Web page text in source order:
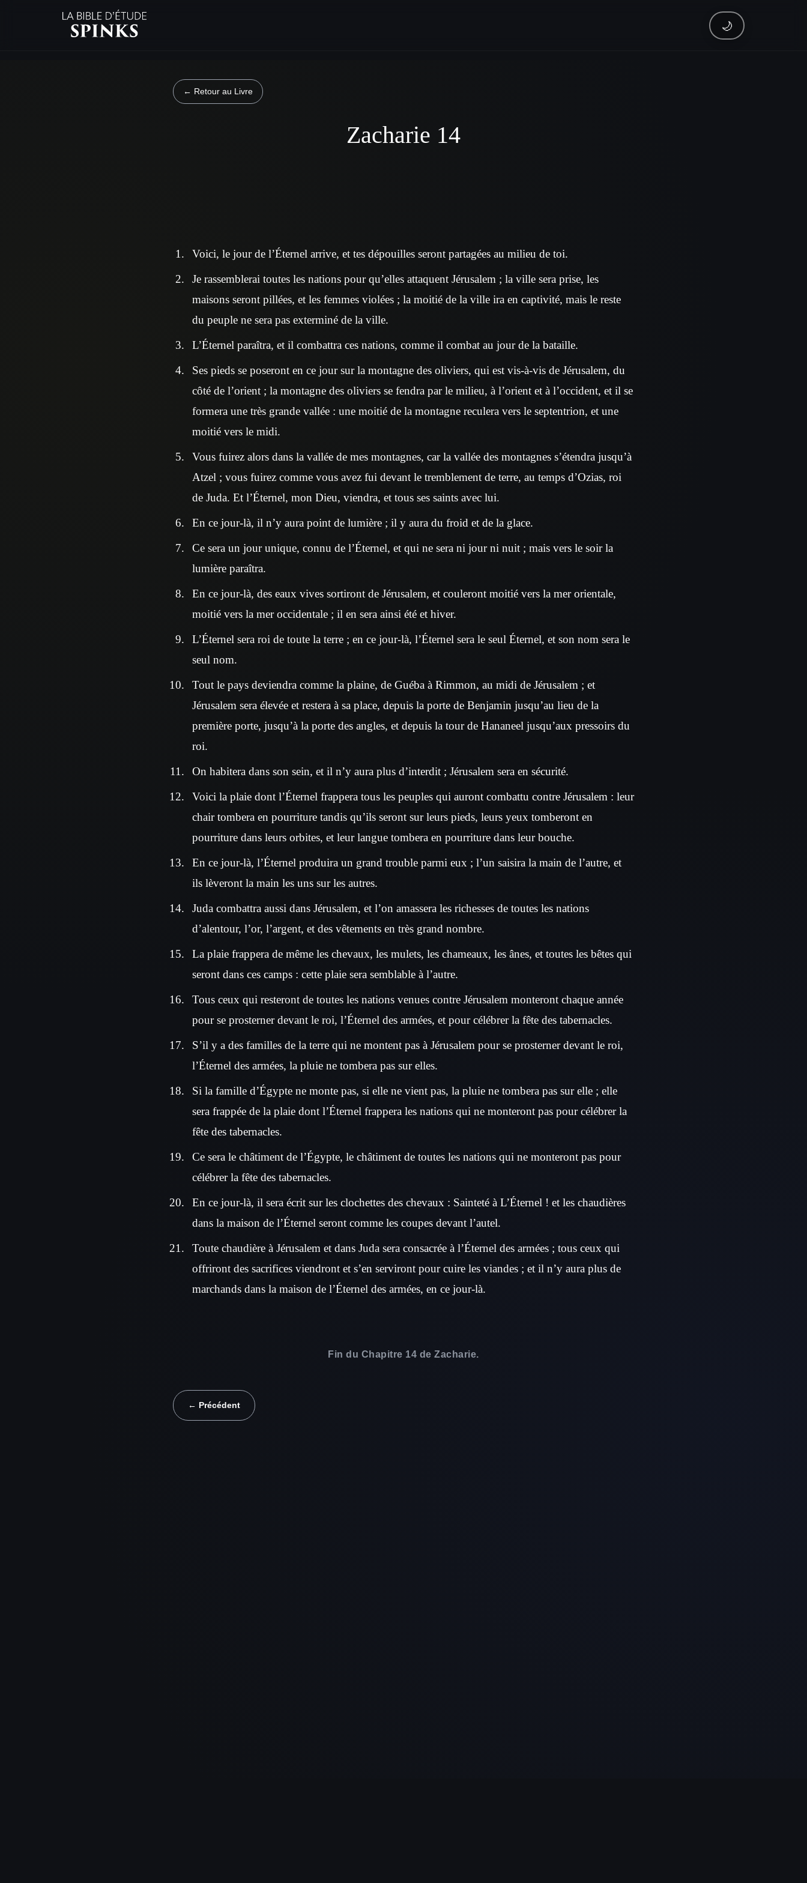
🌙
← Retour au Livre
Zacharie 14
Voici, le jour de l’Éternel arrive, et tes dépouilles seront partagées au milieu de toi.
Je rassemblerai toutes les nations pour qu’elles attaquent Jérusalem ; la ville sera prise, les
maisons seront pillées, et les femmes violées ; la moitié de la ville ira en captivité, mais le reste
du peuple ne sera pas exterminé de la ville.
L’Éternel paraîtra, et il combattra ces nations, comme il combat au jour de la bataille.
Ses pieds se poseront en ce jour sur la montagne des oliviers, qui est vis-à-vis de Jérusalem, du
côté de l’orient ; la montagne des oliviers se fendra par le milieu, à l’orient et à l’occident, et il se
formera une très grande vallée : une moitié de la montagne reculera vers le septentrion, et une
moitié vers le midi.
Vous fuirez alors dans la vallée de mes montagnes, car la vallée des montagnes s’étendra jusqu’à
Atzel ; vous fuirez comme vous avez fui devant le tremblement de terre, au temps d’Ozias, roi
de Juda. Et l’Éternel, mon Dieu, viendra, et tous ses saints avec lui.
En ce jour-là, il n’y aura point de lumière ; il y aura du froid et de la glace.
Ce sera un jour unique, connu de l’Éternel, et qui ne sera ni jour ni nuit ; mais vers le soir la
lumière paraîtra.
En ce jour-là, des eaux vives sortiront de Jérusalem, et couleront moitié vers la mer orientale,
moitié vers la mer occidentale ; il en sera ainsi été et hiver.
L’Éternel sera roi de toute la terre ; en ce jour-là, l’Éternel sera le seul Éternel, et son nom sera le
seul nom.
Tout le pays deviendra comme la plaine, de Guéba à Rimmon, au midi de Jérusalem ; et
Jérusalem sera élevée et restera à sa place, depuis la porte de Benjamin jusqu’au lieu de la
première porte, jusqu’à la porte des angles, et depuis la tour de Hananeel jusqu’aux pressoirs du
roi.
On habitera dans son sein, et il n’y aura plus d’interdit ; Jérusalem sera en sécurité.
Voici la plaie dont l’Éternel frappera tous les peuples qui auront combattu contre Jérusalem : leur
chair tombera en pourriture tandis qu’ils seront sur leurs pieds, leurs yeux tomberont en
pourriture dans leurs orbites, et leur langue tombera en pourriture dans leur bouche.
En ce jour-là, l’Éternel produira un grand trouble parmi eux ; l’un saisira la main de l’autre, et
ils lèveront la main les uns sur les autres.
Juda combattra aussi dans Jérusalem, et l’on amassera les richesses de toutes les nations
d’alentour, l’or, l’argent, et des vêtements en très grand nombre.
La plaie frappera de même les chevaux, les mulets, les chameaux, les ânes, et toutes les bêtes qui
seront dans ces camps : cette plaie sera semblable à l’autre.
Tous ceux qui resteront de toutes les nations venues contre Jérusalem monteront chaque année
pour se prosterner devant le roi, l’Éternel des armées, et pour célébrer la fête des tabernacles.
S’il y a des familles de la terre qui ne montent pas à Jérusalem pour se prosterner devant le roi,
l’Éternel des armées, la pluie ne tombera pas sur elles.
Si la famille d’Égypte ne monte pas, si elle ne vient pas, la pluie ne tombera pas sur elle ; elle
sera frappée de la plaie dont l’Éternel frappera les nations qui ne monteront pas pour célébrer la
fête des tabernacles.
Ce sera le châtiment de l’Égypte, le châtiment de toutes les nations qui ne monteront pas pour
célébrer la fête des tabernacles.
En ce jour-là, il sera écrit sur les clochettes des chevaux : Sainteté à L’Éternel ! et les chaudières
dans la maison de l’Éternel seront comme les coupes devant l’autel.
Toute chaudière à Jérusalem et dans Juda sera consacrée à l’Éternel des armées ; tous ceux qui
offriront des sacrifices viendront et s’en serviront pour cuire les viandes ; et il n’y aura plus de
marchands dans la maison de l’Éternel des armées, en ce jour-là.
Fin du Chapitre 14 de Zacharie.
← Précédent